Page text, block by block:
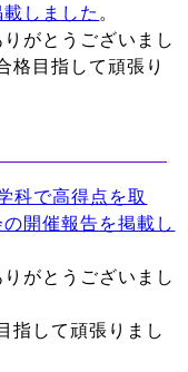
しました 。
がとうございまし
格目指して頑張り
科で高得点を取
開催報告を掲載し
がとうございまし
指して頑張りまし